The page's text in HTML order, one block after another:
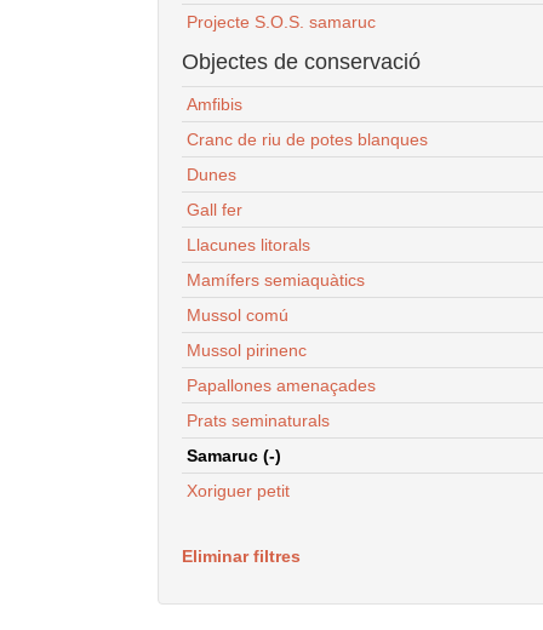
Projecte S.O.S. samaruc
Objectes de conservació
Amfibis
Cranc de riu de potes blanques
Dunes
Gall fer
Llacunes litorals
Mamífers semiaquàtics
Mussol comú
Mussol pirinenc
Papallones amenaçades
Prats seminaturals
Samaruc (-)
Xoriguer petit
Eliminar filtres